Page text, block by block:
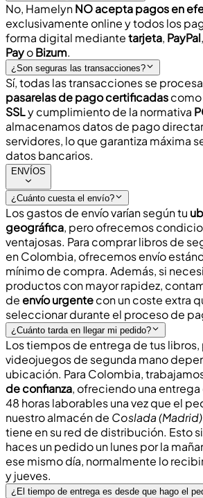
No, HamelynNO acepta pagos en
exclusivamente onliney todos los
forma digital mediantetarjeta, PayPal,
PayoBizum.
¿Son seguras las transacciones?
Sí, todas las transacciones se
pasarelas de pago certificadascomo
SSLy cumplimiento de la normativa
almacenamos datos de pago
servidores, lo que garantiza máxima
datos bancarios.
ENVÍOS
¿Cuánto cuesta el envío?
Los gastos de envío varían según tu
geográfica, pero ofrecemos
ventajosas. Para comprar libros de
en Colombia, ofrecemosenvío
mínimo de compra. Además, si
productos con mayor rapidez,
deenvío urgentecon un coste extra
seleccionar durante el proceso de
¿Cuánto tarda en llegar mi pedido?
Los tiempos de entrega de tus
videojuegos de segunda mano
ubicación. Para Colombia,
de confianza, ofreciendo una
48 horas laborablesuna vez que el
nuestro almacén de Coslada (Madrid)
tiene en su red de distribución. Esto
haces un pedido un lunes por la
ese mismo día, normalmente lo
y jueves.
¿El tiempo de entrega es desde que hago el